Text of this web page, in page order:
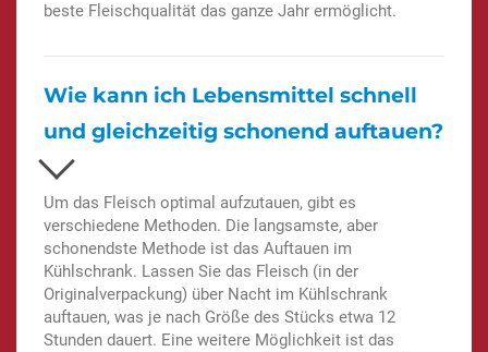
beste Fleischqualität das ganze Jahr ermöglicht.
Wie kann ich Lebensmittel schnell
und gleichzeitig schonend auftauen?
Um das Fleisch optimal aufzutauen, gibt es
verschiedene Methoden. Die langsamste, aber
schonendste Methode ist das Auftauen im
Kühlschrank. Lassen Sie das Fleisch (in der
Originalverpackung) über Nacht im Kühlschrank
auftauen, was je nach Größe des Stücks etwa 12
Stunden dauert. Eine weitere Möglichkeit ist das